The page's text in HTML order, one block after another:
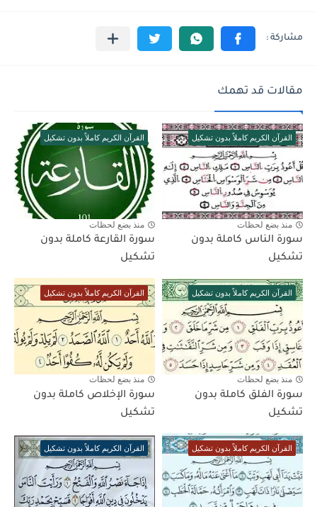
مقالات قد تهمك
القرآن الكريم كاملاً بدون تشكيل
منذ بضع لحظات
سورة الناس كاملة بدون
تشكيل
القرآن الكريم كاملاً بدون تشكيل
منذ بضع لحظات
سورة القارعة كاملة بدون
تشكيل
القرآن الكريم كاملاً بدون تشكيل
منذ بضع لحظات
سورة الفلق كاملة بدون
تشكيل
القرآن الكريم كاملاً بدون تشكيل
منذ بضع لحظات
سورة الإخلاص كاملة بدون
تشكيل
القرآن الكريم كاملاً بدون تشكيل القرآن الكريم كاملاً بدون تشكيل